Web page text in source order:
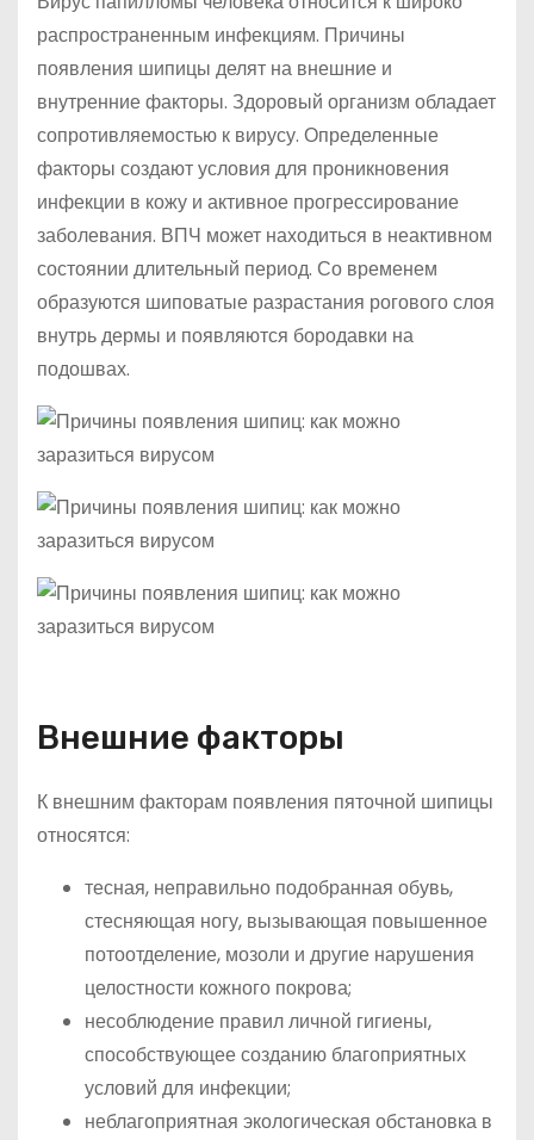
распространенным инфекциям. Причины
появления шипицы делят на внешние и
внутренние факторы. Здоровый организм обладает
сопротивляемостью к вирусу. Определенные
факторы создают условия для проникновения
инфекции в кожу и активное прогрессирование
заболевания. ВПЧ может находиться в неактивном
состоянии длительный период. Со временем
образуются шиповатые разрастания рогового слоя
внутрь дермы и появляются бородавки на
подошвах.
Внешние факторы
К внешним факторам появления пяточной шипицы
относятся:
тесная, неправильно подобранная обувь,
стесняющая ногу, вызывающая повышенное
потоотделение, мозоли и другие нарушения
целостности кожного покрова;
несоблюдение правил личной гигиены,
способствующее созданию благоприятных
условий для инфекции;
неблагоприятная экологическая обстановка в